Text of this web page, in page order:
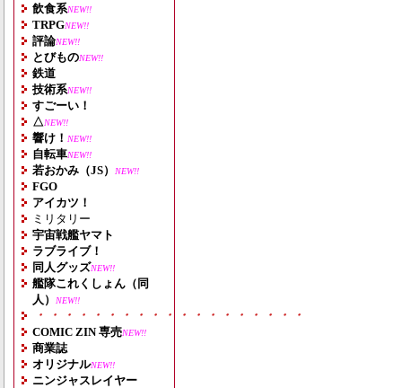
飲食系NEW!!
TRPGNEW!!
評論NEW!!
とびものNEW!!
鉄道
技術系NEW!!
すごーい！
△NEW!!
響け！ NEW!!
自転車NEW!!
若おかみ（JS） NEW!!
FGO
アイカツ！
ミリタリー
宇宙戦艦ヤマト
ラブライブ！
同人グッズNEW!!
艦隊これくしょん（同
人）
NEW!!
・・・・・・・・・・・・・・・・・・・
COMIC ZIN 専売NEW!!
商業誌
オリジナルNEW!!
ニンジャスレイヤー